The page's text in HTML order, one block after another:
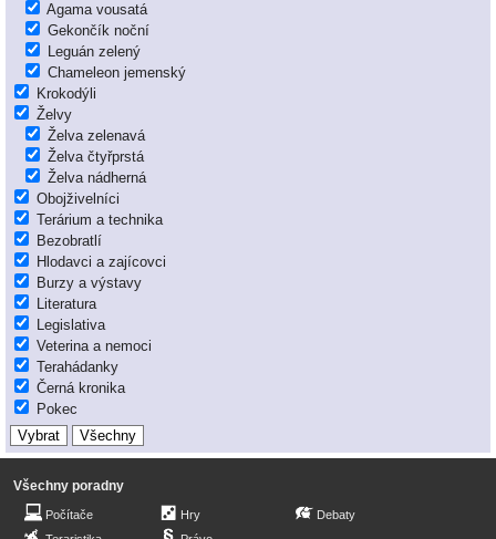
Agama vousatá
Gekončík noční
Leguán zelený
Chameleon jemenský
Krokodýli
Želvy
Želva zelenavá
Želva čtyřprstá
Želva nádherná
Obojživelníci
Terárium a technika
Bezobratlí
Hlodavci a zajícovci
Burzy a výstavy
Literatura
Legislativa
Veterina a nemoci
Terahádanky
Černá kronika
Pokec
Všechny poradny
Počítače
Hry
Debaty